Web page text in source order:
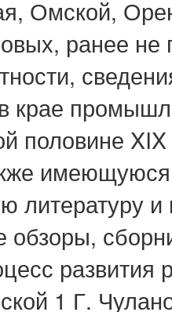
Омской,
ранее
крае
половине
литературу
обзоры,
развития
1 Г.